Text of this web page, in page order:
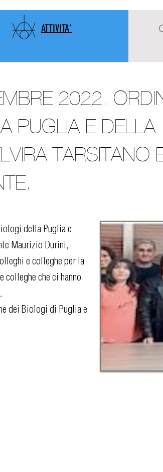
ATTIVITA'
2022.
PUGLIA E DELLA
TARSITANO
della Puglia e
Maurizio Durini,
e colleghe per la
che ci hanno
dei Biologi di Puglia e